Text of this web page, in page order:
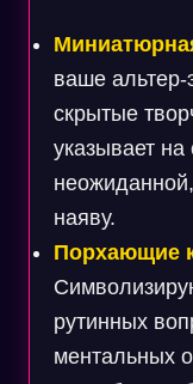
ваше альтер-
скрытые
указывает на
наяву.
Порхающие
рутинных
ментальных